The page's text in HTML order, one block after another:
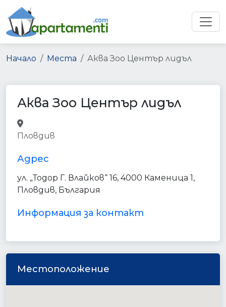
Начало Места Аква Зоо Център лидъл
Аква Зоо Център лидъл
Пловдив
Адрес
ул. „Тодор Г. Влайков“ 16, 4000 Каменица 1,
Пловдив, България
Информация за контакт
Местоположение